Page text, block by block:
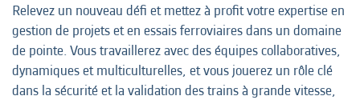
Relevez un nouveau défi et mettez à profit votre expertise en
gestion de projets et en essais ferroviaires dans un domaine
de pointe. Vous travaillerez avec des équipes collaboratives,
dynamiques et multiculturelles, et vous jouerez un rôle clé
dans la sécurité et la validation des trains à grande vitesse,